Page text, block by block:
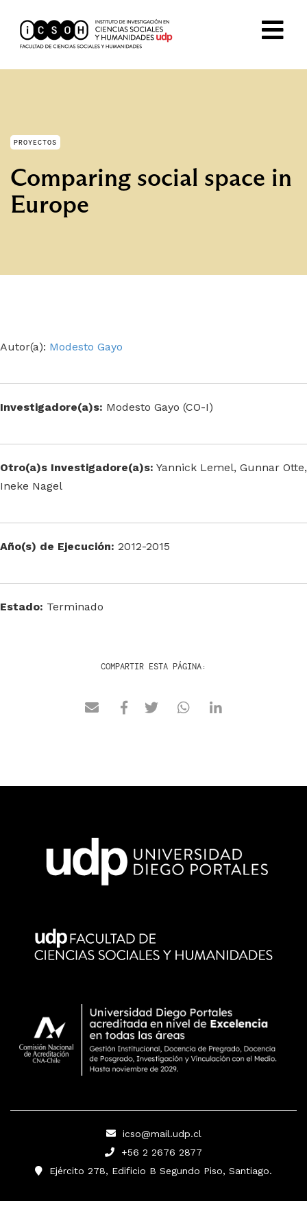
PROYECTOS
Comparing social space in
Europe
Autor(a): Modesto Gayo
Investigadore(a)s: Modesto Gayo (CO-I)
Otro(a)s Investigadore(a)s: Yannick Lemel, Gunnar Otte,
Ineke Nagel
Año(s) de Ejecución: 2012-2015
Estado: Terminado
COMPARTIR ESTA PÁGINA:
icso@mail.udp.cl
+56 2 2676 2877
Ejército 278, Edificio B Segundo Piso, Santiago.